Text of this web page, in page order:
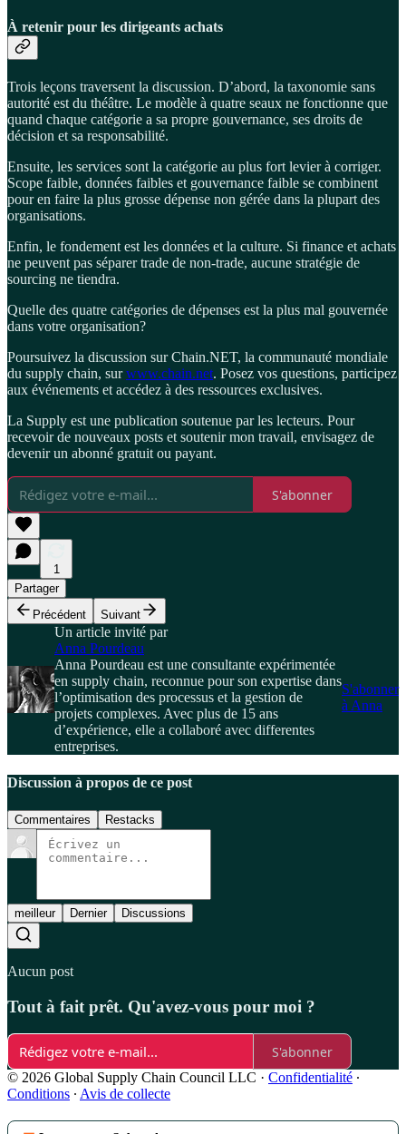
À retenir pour les dirigeants achats
Trois leçons traversent la discussion. D’abord, la taxonomie sans
autorité est du théâtre. Le modèle à quatre seaux ne fonctionne que
quand chaque catégorie a sa propre gouvernance, ses droits de
décision et sa responsabilité.
Ensuite, les services sont la catégorie au plus fort levier à corriger.
Scope faible, données faibles et gouvernance faible se combinent
pour en faire la plus grosse dépense non gérée dans la plupart des
organisations.
Enfin, le fondement est les données et la culture. Si finance et achats
ne peuvent pas séparer trade de non-trade, aucune stratégie de
sourcing ne tiendra.
Quelle des quatre catégories de dépenses est la plus mal gouvernée
dans votre organisation?
Poursuivez la discussion sur Chain.NET, la communauté mondiale
du supply chain, surwww.chain.net. Posez vos questions, participez
aux événements et accédez à des ressources exclusives.
La Supply est une publication soutenue par les lecteurs. Pour
recevoir de nouveaux posts et soutenir mon travail, envisagez de
devenir un abonné gratuit ou payant.
S'abonner
1
Partager
Précédent
Suivant
Un article invité par
Anna Pourdeau
Anna Pourdeau est une consultante expérimentée
en supply chain, reconnue pour son expertise dans
l’optimisation des processus et la gestion de
projets complexes. Avec plus de 15 ans
d’expérience, elle a collaboré avec differentes
entreprises.
S'abonner
à Anna
Discussion à propos de ce post
Commentaires Restacks
meilleur Dernier Discussions
Aucun post
Tout à fait prêt. Qu'avez-vous pour moi ?
S'abonner
© 2026 Global Supply Chain Council LLC · Confidentialité ∙
Conditions ∙ Avis de collecte